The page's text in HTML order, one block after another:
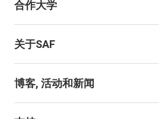
合作大学
关于SAF
博客, 活动和新闻